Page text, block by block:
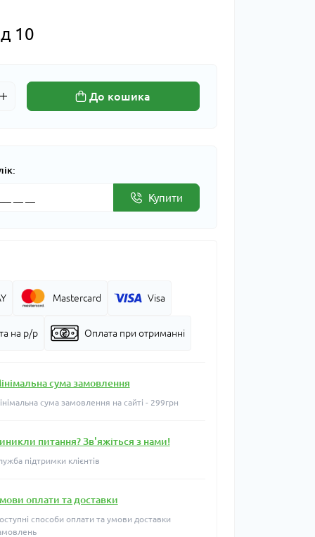
10
До кошика
Купити
Mastercard Visa
на р/р Оплата при отриманні
сума замовлення
сума замовлення на сайті - 299грн
питання? Зв'яжіться з нами!
підтримки клієнтів
оплати та доставки
способи оплати та умови доставки